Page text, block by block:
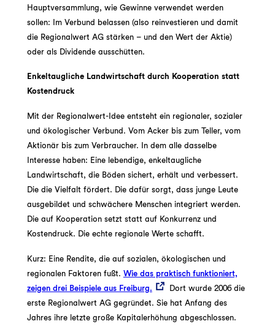
Hauptversammlung, wie Gewinne verwendet werden
sollen: Im Verbund belassen (also reinvestieren und damit
die Regionalwert AG stärken – und den Wert der Aktie)
oder als Dividende ausschütten.
Enkeltaugliche Landwirtschaft durch Kooperation statt
Kostendruck
Mit der Regionalwert-Idee entsteht ein regionaler, sozialer
und ökologischer Verbund. Vom Acker bis zum Teller, vom
Aktionär bis zum Verbraucher. In dem alle dasselbe
Interesse haben: Eine lebendige, enkeltaugliche
Landwirtschaft, die Böden sichert, erhält und verbessert.
Die die Vielfalt fördert. Die dafür sorgt, dass junge Leute
ausgebildet und schwächere Menschen integriert werden.
Die auf Kooperation setzt statt auf Konkurrenz und
Kostendruck. Die echte regionale Werte schafft.
Kurz: Eine Rendite, die auf sozialen, ökologischen und
regionalen Faktoren fußt. Wie das praktisch funktioniert,
zeigen drei Beispiele aus Freiburg.
Dort wurde 2006 die
erste Regionalwert AG gegründet. Sie hat Anfang des
Jahres ihre letzte große Kapitalerhöhung abgeschlossen.